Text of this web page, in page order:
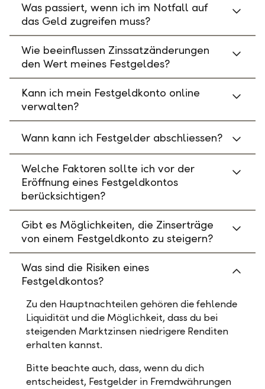
Was passiert, wenn ich im Notfall auf
das Geld zugreifen muss?
Wie beeinflussen Zinssatzänderungen
den Wert meines Festgeldes?
Kann ich mein Festgeldkonto online
verwalten?
Wann kann ich Festgelder abschliessen?
Welche Faktoren sollte ich vor der
Eröffnung eines Festgeldkontos
berücksichtigen?
Gibt es Möglichkeiten, die Zinserträge
von einem Festgeldkonto zu steigern?
Was sind die Risiken eines
Festgeldkontos?
Zu den Hauptnachteilen gehören die fehlende
Liquidität und die Möglichkeit, dass du bei
steigenden Marktzinsen niedrigere Renditen
erhalten kannst.
Bitte beachte auch, dass, wenn du dich
entscheidest, Festgelder in Fremdwährungen